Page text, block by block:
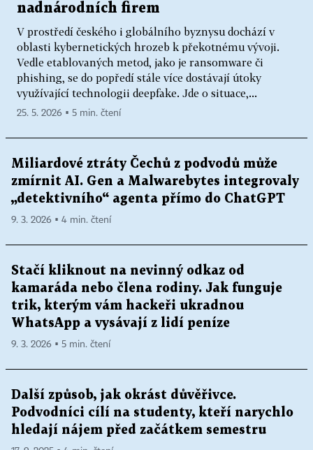
nadnárodních firem
V prostředí českého i globálního byznysu dochází v
oblasti kybernetických hrozeb k překotnému vývoji.
Vedle etablovaných metod, jako je ransomware či
phishing, se do popředí stále více dostávají útoky
využívající technologii deepfake. Jde o situace,...
25. 5. 2026 ▪ 5 min. čtení
Miliardové ztráty Čechů z podvodů může
zmírnit AI. Gen a Malwarebytes integrovaly
„detektivního“ agenta přímo do ChatGPT
9. 3. 2026 ▪ 4 min. čtení
Stačí kliknout na nevinný odkaz od
kamaráda nebo člena rodiny. Jak funguje
trik, kterým vám hackeři ukradnou
WhatsApp a vysávají z lidí peníze
9. 3. 2026 ▪ 5 min. čtení
Další způsob, jak okrást důvěřivce.
Podvodníci cílí na studenty, kteří narychlo
hledají nájem před začátkem semestru